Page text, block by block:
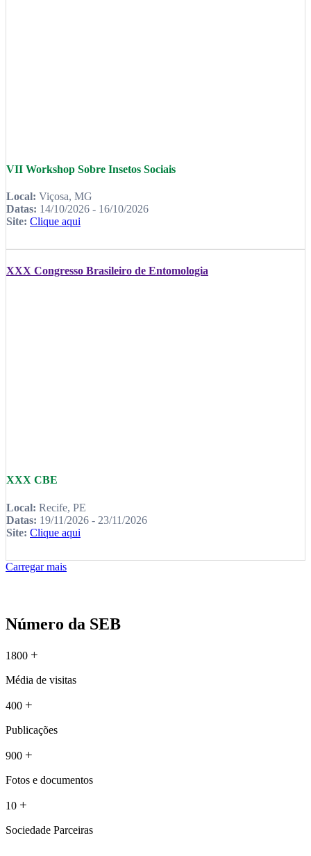
VII Workshop Sobre Insetos Sociais
Local: Viçosa, MG
Datas: 14/10/2026 - 16/10/2026
Site: Clique aqui
XXX Congresso Brasileiro de Entomologia
XXX CBE
Local: Recife, PE
Datas: 19/11/2026 - 23/11/2026
Site: Clique aqui
Carregar mais
Número da SEB
1800 +
Média de visitas
400 +
Publicações
900 +
Fotos e documentos
10 +
Sociedade Parceiras